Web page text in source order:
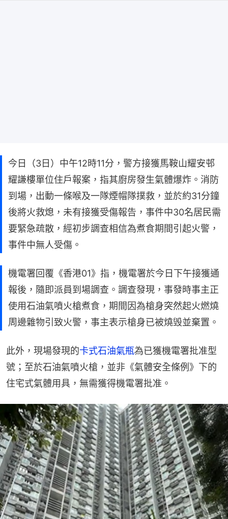
今日（3日）中午12時11分，警方接獲馬鞍山耀安邨
耀謙樓單位住戶報案，指其廚房發生氣體爆炸。消防
到場，出動一條喉及一隊煙帽隊撲救，並於約31分鐘
後將火救熄，未有接獲受傷報告，事件中30名居民需
要緊急疏散，經初步調查相信為煮食期間引起火警，
事件中無人受傷。
機電署回覆《香港01》指，機電署於今日下午接獲通
報後，隨即派員到場調查。調查發現，事發時事主正
使用石油氣噴火槍煮食，期間因為槍身突然起火燃燒
周邊雜物引致火警，事主表示槍身已被燒毁並棄置。
此外，現場發現的卡式石油氣瓶為已獲機電署批准型
號；至於石油氣噴火槍，並非《氣體安全條例》下的
住宅式氣體用具，無需獲得機電署批准。